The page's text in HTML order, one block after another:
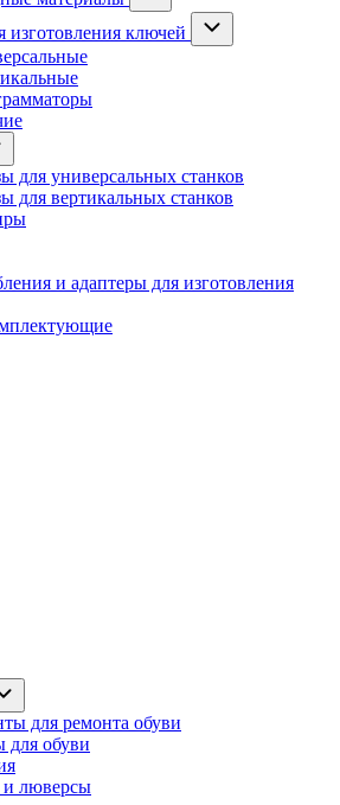
изготовления ключей
для универсальных станков
для вертикальных станков
и адаптеры для изготовления
для ремонта обуви
для обуви
люверсы